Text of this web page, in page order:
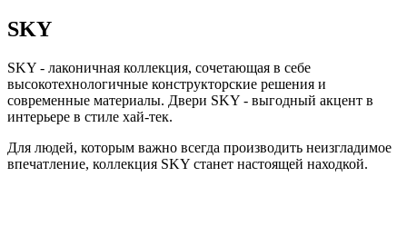
SKY
SKY - лаконичная коллекция, сочетающая в себе
высокотехнологичные конструкторские решения и
современные материалы. Двери SKY - выгодный акцент в
интерьере в стиле хай-тек.
Для людей, которым важно всегда производить неизгладимое
впечатление, коллекция SKY станет настоящей находкой.